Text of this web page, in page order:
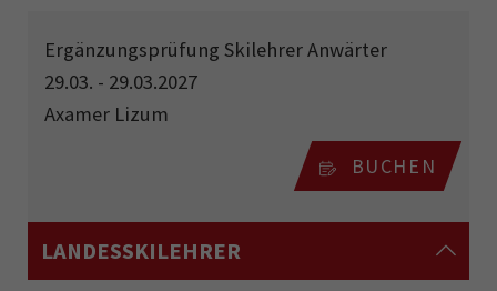
Ergänzungsprüfung Skilehrer Anwärter
29.03. - 29.03.2027
Axamer Lizum
BUCHEN
LANDESSKILEHRER